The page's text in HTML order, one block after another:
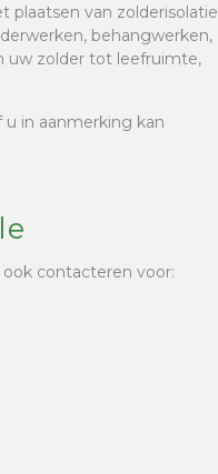
plaatsen van zolderisolatie
behangwerken,
uw zolder tot leefruimte,
u in aanmerking kan
contacteren voor: